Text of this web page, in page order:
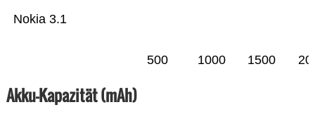
Nokia 3.1
500 1000 1500
Akku-Kapazität (mAh)